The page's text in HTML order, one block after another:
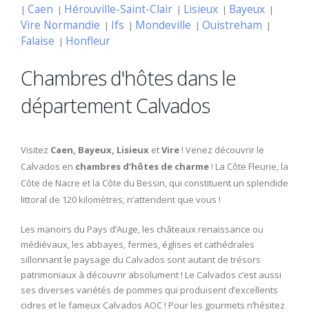
| Caen | Hérouville-Saint-Clair | Lisieux | Bayeux |
Vire Normandie | Ifs | Mondeville | Ouistreham |
Falaise | Honfleur
Chambres d'hôtes dans le
département Calvados
Visitez Caen, Bayeux, Lisieux etVire ! Venez découvrir le
Calvados en chambres d’hôtes de charme ! La Côte Fleurie, la
Côte de Nacre et la Côte du Bessin, qui constituent un splendide
littoral de 120 kilomètres, n’attendent que vous !
Les manoirs du Pays d’Auge, les châteaux renaissance ou
médiévaux, les abbayes, fermes, églises et cathédrales
sillonnant le paysage du Calvados sont autant de trésors
patrimoniaux à découvrir absolument ! Le Calvados c’est aussi
ses diverses variétés de pommes qui produisent d’excellents
cidres et le fameux Calvados AOC ! Pour les gourmets n’hésitez